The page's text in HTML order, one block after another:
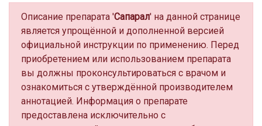
Описание препарата 'Сапарал' на данной странице
является упрощённой и дополненной версией
официальной инструкции по применению. Перед
приобретением или использованием препарата
вы должны проконсультироваться с врачом и
ознакомиться с утверждённой производителем
аннотацией. Информация о препарате
предоставлена исключительно с